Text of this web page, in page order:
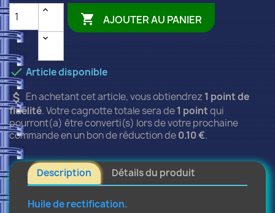
 AJOUTER AU PANIER
Article disponible
attach_moneyEn achetant cet article, vous obtiendrez1point de
fidélité. Votre cagnotte totale sera de1pointqui
pourront(a) être converti(s) lors de votre prochaine
commande en un bon de réduction de0.10 €.
Description Détails du produit
Huile de rectification.